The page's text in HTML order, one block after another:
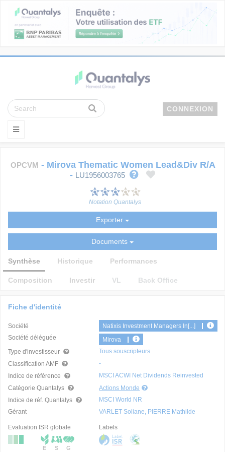
CONNEXION
OPCVM - Mirova Thematic Women Lead&Div R/A
- LU1956003765
Notation Quantalys
Exporter
Documents
Synthèse Historique Performances
Composition Investir VL Back Office
Fiche d'identité
Société
Natixis Investment Managers In[...]
Société déléguée
Mirova
Type d'investisseur
Tous souscripteurs
Classification AMF
-
Indice de référence
MSCI ACWI Net Dividends Reinvested
Catégorie Quantalys
Actions Monde
Indice de réf. Quantalys
MSCI World NR
Gérant
VARLET Soliane, PIERRE Mathilde
Evaluation ISR globale
E S G
Labels